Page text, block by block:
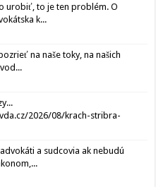
urobiť, to je ten problém. O
k...
na naše toky, na našich
2026/08/krach-stribra-
a sudcovia ak nebudú